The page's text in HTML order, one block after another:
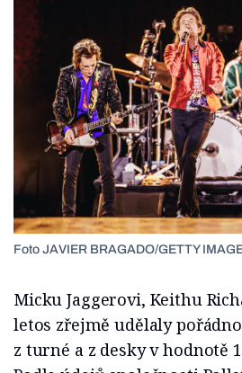
Foto JAVIER BRAGADO/GETTY
Micku Jaggerovi, Keithu
letos zřejmě udělaly
z turné a z desky v hodnotě